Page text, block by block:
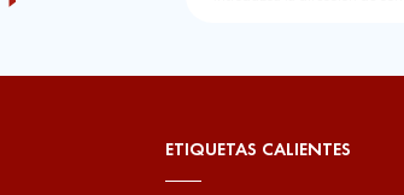
ETIQUETAS CALIENTES